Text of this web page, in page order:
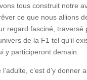
tous construit notre
ce que nous allions
regard fasciné, traversé
de la F1 tel qu’il
y participeront demain.
c’est d’y donner